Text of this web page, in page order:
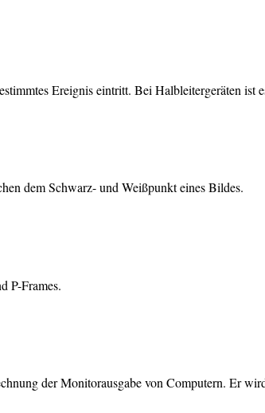
Ereignis eintritt. Bei Halbleitergeräten
dem Schwarz- und Weißpunkt eines Bildes.
P-Frames.
der Monitorausgabe von Computern. Er